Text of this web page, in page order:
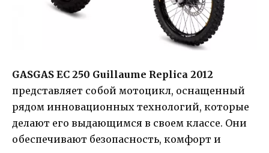
GASGAS EC 250 Guillaume Replica 2012
представляет собой мотоцикл, оснащенный
рядом инновационных технологий, которые
делают его выдающимся в своем классе. Они
обеспечивают безопасность, комфорт и